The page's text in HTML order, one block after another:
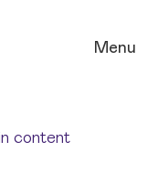
Menu
content